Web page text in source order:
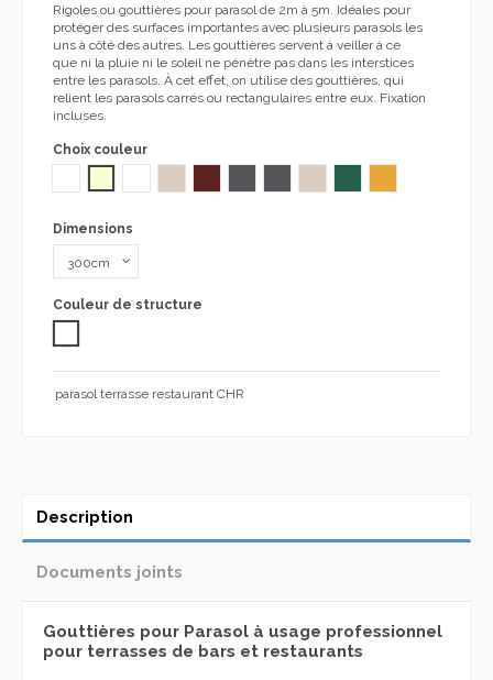
Rigoles ou gouttières pour parasol de 2m à 5m. Idéales pour
protéger des surfaces importantes avec plusieurs parasols les
uns à côté des autres. Les gouttières servent à veiller à ce
que ni la pluie ni le soleil ne pénètre pas dans les interstices
entre les parasols. À cet effet, on utilise des gouttières, qui
relient les parasols carrés ou rectangulaires entre eux. Fixation
incluses.
Choix couleur
Dimensions
Couleur de structure
parasol terrasse restaurant CHR
Description
Documents joints
Gouttières pour Parasol à usage professionnel
pour terrasses de bars et restaurants